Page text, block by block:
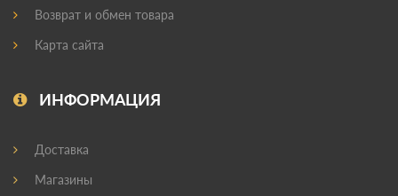
Возврат и обмен товара
Карта сайта
ИНФОРМАЦИЯ
Доставка
Магазины